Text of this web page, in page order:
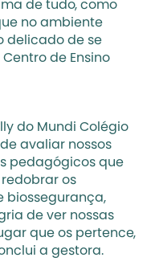
de tudo, como
no ambiente
delicado de se
de Ensino
do Mundi Colégio
avaliar nossos
pedagógicos que
os
biossegurança,
de ver nossas
que os pertence,
a gestora.